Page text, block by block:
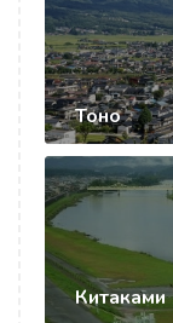
Тоно
Китаками